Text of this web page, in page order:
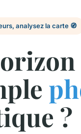
analysez la carte 🧭
?